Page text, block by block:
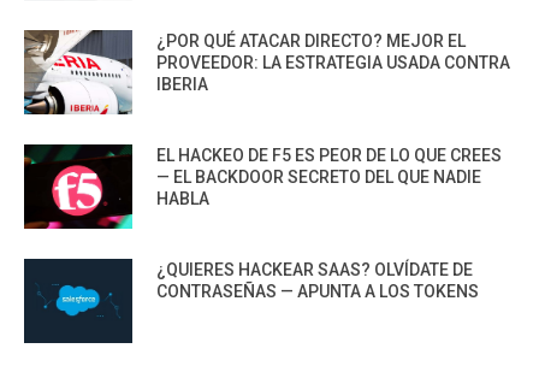
¿POR QUÉ ATACAR DIRECTO? MEJOR EL
PROVEEDOR: LA ESTRATEGIA USADA CONTRA
IBERIA
EL HACKEO DE F5 ES PEOR DE LO QUE CREES
— EL BACKDOOR SECRETO DEL QUE NADIE
HABLA
¿QUIERES HACKEAR SAAS? OLVÍDATE DE
CONTRASEÑAS — APUNTA A LOS TOKENS